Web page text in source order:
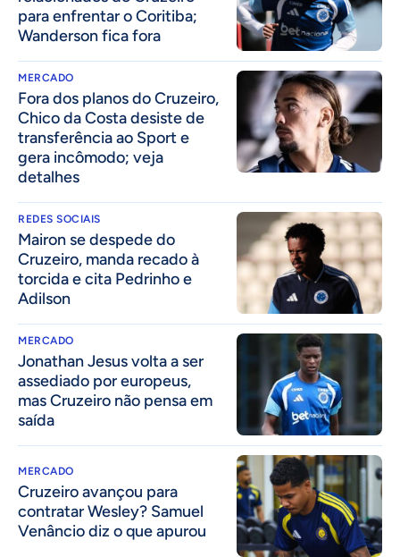
para enfrentar o Coritiba;
Wanderson fica fora
MERCADO
Fora dos planos do Cruzeiro,
Chico da Costa desiste de
transferência ao Sport e
gera incômodo; veja
detalhes
REDES SOCIAIS
Mairon se despede do
Cruzeiro, manda recado à
torcida e cita Pedrinho e
Adilson
MERCADO
Jonathan Jesus volta a ser
assediado por europeus,
mas Cruzeiro não pensa em
saída
MERCADO
Cruzeiro avançou para
contratar Wesley? Samuel
Venâncio diz o que apurou